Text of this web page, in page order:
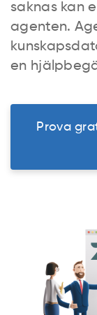
saknas kan
agenten.
en
Prova